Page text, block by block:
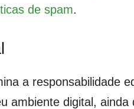
de spam.
a responsabilidade
ambiente digital,